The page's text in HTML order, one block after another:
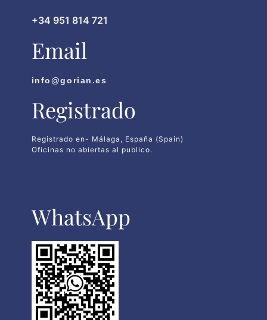
+34 951 814 721
Email
info@gorian.es
Registrado
Registrado en- Málaga, España (Spain)
Oficinas no abiertas al publico.
WhatsApp​